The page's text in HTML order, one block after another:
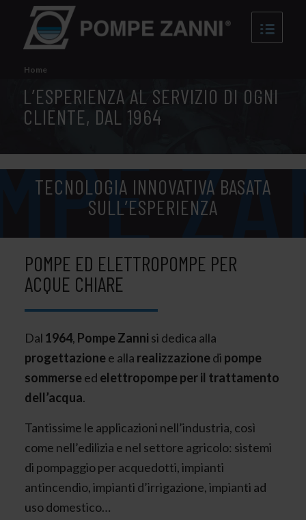
Home
L’ESPERIENZA AL SERVIZIO DI OGNI
CLIENTE, DAL 1964
TECNOLOGIA INNOVATIVA BASATA
SULL’ESPERIENZA
POMPE ED ELETTROPOMPE PER
ACQUE CHIARE
Dal 1964, Pompe Zanni si dedica alla
progettazionee alla realizzazionedi pompe
sommerseed elettropompe per il trattamento
dell’acqua.
Tantissime le applicazioni nell’industria, così
come nell’edilizia e nel settore agricolo: sistemi
di pompaggio per acquedotti, impianti
antincendio, impianti d’irrigazione, impianti ad
uso domestico…